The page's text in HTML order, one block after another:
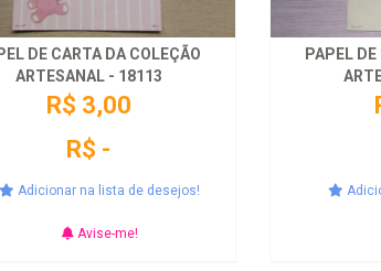
DE CARTA DA COLEÇÃO
ARTESANAL - 18113
R$ 3,00
R$ -
Adicionar na lista de desejos!
Avise-me!
PAPEL